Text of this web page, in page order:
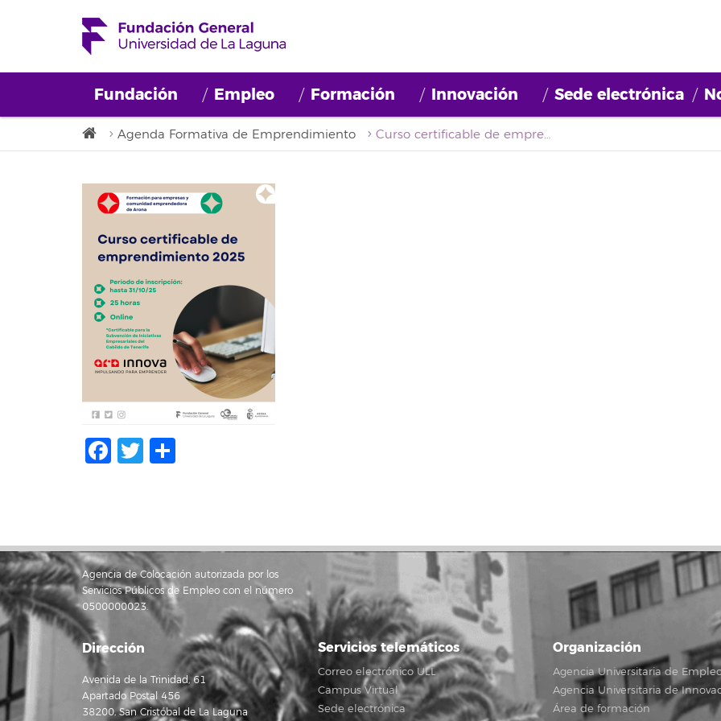
Fundación Empleo Formación Innovación Sede electrónica
Agenda Formativa de Emprendimiento Curso certificable de emprendimiento Arona
Facebook
Twitter
Agencia de Colocación autorizada por los
Servicios Públicos de Empleo con el número
0500000023.
Dirección
Avenida de la Trinidad, 61
Apartado Postal 456
38200, San Cristóbal de La Laguna
Servicios telemáticos
Correo electrónico ULL
Campus Virtual
Sede electrónica
Organización
Agencia Universitaria de
Agencia Universitaria de
Área de formación